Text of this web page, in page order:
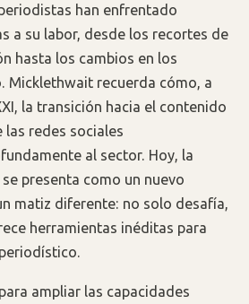
han enfrentado
a su labor, desde los recortes de
hasta los cambios en los
Micklethwait recuerda cómo, a
la transición hacia el contenido
redes sociales
al sector. Hoy, la
presenta como un nuevo
matiz diferente: no solo desafía,
herramientas inéditas para
ampliar las capacidades